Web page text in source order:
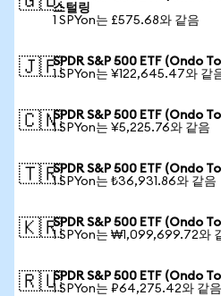
스털링
1 SPYon는 £575.68와 같음
🇯🇵SPDR S&P 500 ETF (Ondo
1 SPYon는 ¥122,645.47와 같
🇨🇳SPDR S&P 500 ETF (Ondo
1 SPYon는 ¥5,225.76와 같음
🇹🇷SPDR S&P 500 ETF (Ondo
1 SPYon는 ₺36,931.86와 같음
🇰🇷SPDR S&P 500 ETF (Ondo
1 SPYon는 ₩1,099,699.72와
🇷🇺SPDR S&P 500 ETF (Ondo
1 SPYon는 ₽64,275.42와 같음